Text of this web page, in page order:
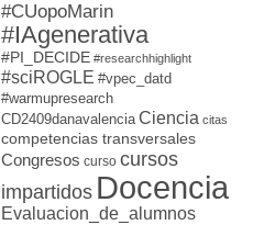
#CUopoMarin
#IAgenerativa
#PI_DECIDE #researchhighlight
#sciROGLE #vpec_datd
#warmupresearch
CD2409danavalencia Ciencia citas
competencias transversales
Congresos curso cursos
impartidos Docencia
Evaluacion_de_alumnos